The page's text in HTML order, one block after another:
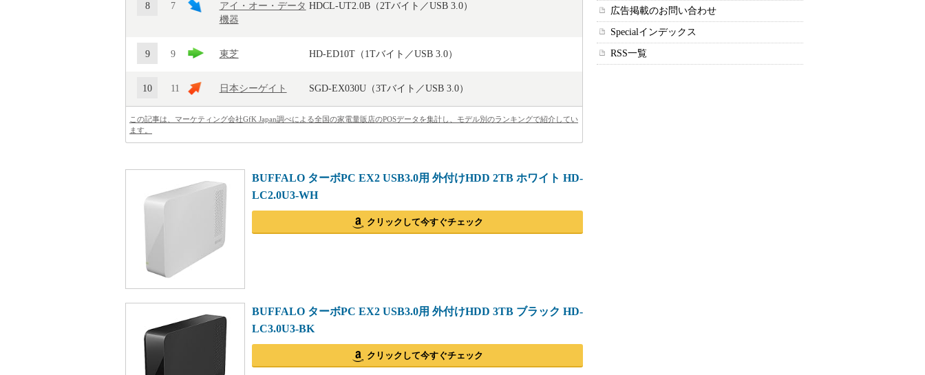
8 7
アイ・オー・データ
機器
HDCL-UT2.0B（2Tバイト／USB 3.0）
9 9 東芝 HD-ED10T（1Tバイト／USB 3.0）
10 11 日本シーゲイト SGD-EX030U（3Tバイト／USB 3.0）
この記事は、マーケティング会社GfK Japan調べによる全国の家電量販店のPOSデータを集計し、モデル別のランキングで紹介してい
ます。
BUFFALO ターボPC EX2 USB3.0用 外付けHDD 2TB ホワイト HD-
LC2.0U3-WH
クリックして今すぐチェック
BUFFALO ターボPC EX2 USB3.0用 外付けHDD 3TB ブラック HD-
LC3.0U3-BK
クリックして今すぐチェック
広告掲載のお問い合わせ
Specialインデックス
RSS一覧